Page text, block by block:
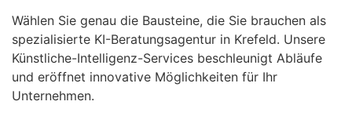
Wählen Sie genau die Bausteine, die Sie brauchen als
spezialisierte KI-Beratungsagentur in Krefeld. Unsere
Künstliche-Intelligenz-Services beschleunigt Abläufe
und eröffnet innovative Möglichkeiten für Ihr
Unternehmen.